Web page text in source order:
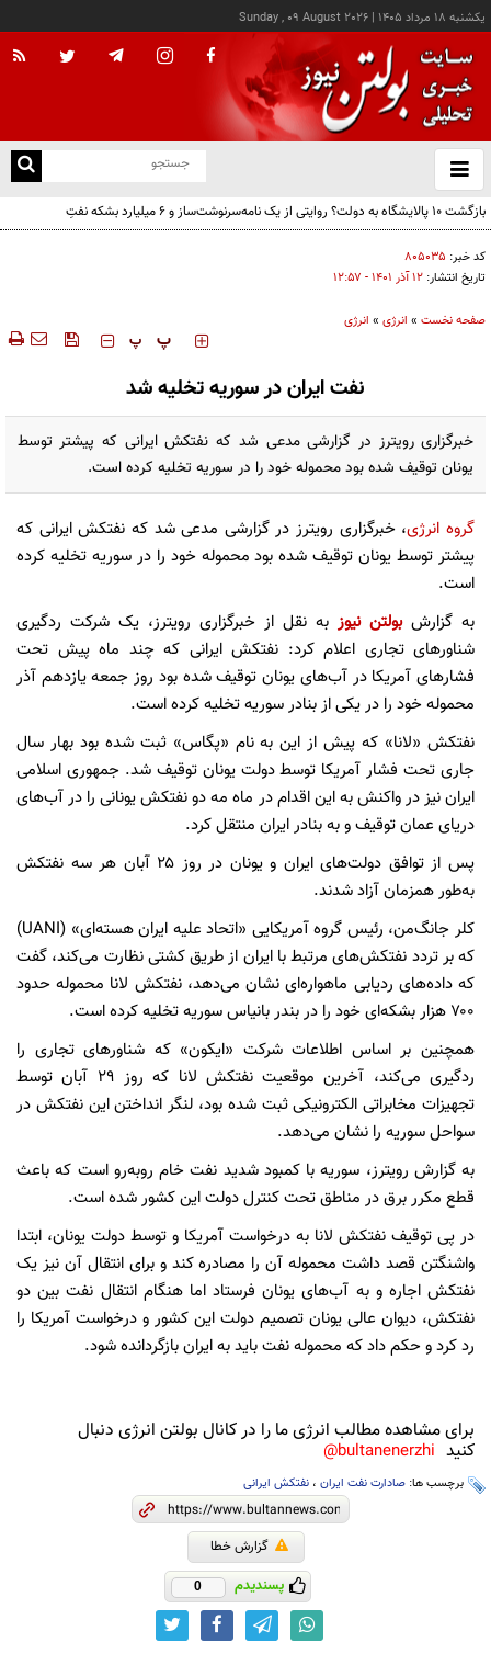
يکشنبه ۱۸ مرداد ۱۴۰۵ |
Sunday , 09 August 2026
باز
و
بازگشت ۱۰ پالایشگاه به دولت؟ روایتی از یک نامه‌سرنوشت‌ساز و ۶ میلیارد بشکه نفتِ
بدون‌حساب
کد خبر: ۸۰۵۰۳۵
تاریخ انتشار: ۱۲ آذر ۱۴۰۱ - ۱۲:۵۷
صفحه نخست » انرژی » انرژی
‍‍‍ پ پ
نفت ایران در سوریه تخلیه شد
خبرگزاری رویترز در گزارشی مدعی شد که نفتکش ایرانی که پیشتر توسط
یونان توقیف شده بود محموله خود را در سوریه تخلیه کرده است.
گروه انرژی، خبرگزاری رویترز در گزارشی مدعی شد که نفتکش ایرانی که
پیشتر توسط یونان توقیف شده بود محموله خود را در سوریه تخلیه کرده
است.
به گزارشبولتن نیوز به نقل از خبرگزاری رویترز، یک شرکت ردگیری
شناورهای تجاری اعلام کرد: نفتکش ایرانی که چند ماه پیش تحت
فشارهای آمریکا در آب‌های یونان توقیف شده بود روز جمعه یازدهم آذر
محموله خود را در یکی از بنادر سوریه تخلیه کرده است.
نفتکش «لانا» که پیش از این به نام «پگاس» ثبت شده بود بهار سال
جاری تحت فشار آمریکا توسط دولت یونان توقیف شد. جمهوری اسلامی
ایران نیز در واکنش به این اقدام در ماه مه دو نفتکش یونانی را در آب‌های
دریای عمان توقیف و به بنادر ایران منتقل کرد.
پس از توافق دولت‌های ایران و یونان در روز ۲۵ آبان هر سه نفتکش
به‌طور همزمان آزاد شدند.
کلر جانگ‌من، رئیس گروه آمریکایی «اتحاد علیه ایران هسته‌ای» (UANI)
که بر تردد نفتکش‌های مرتبط با ایران از طریق کشتی نظارت می‌کند، گفت
که داده‌های ردیابی ماهواره‌ای نشان می‌دهد، نفتکش لانا محموله حدود
۷۰۰ هزار بشکه‌ای خود را در بندر بانیاس سوریه تخلیه کرده است.
همچنین بر اساس اطلاعات شرکت «ایکون» که شناورهای تجاری را
ردگیری می‌کند، آخرین موقعیت نفتکش لانا که روز ۲۹ آبان توسط
تجهیزات مخابراتی الکترونیکی ثبت شده بود، لنگر انداختن این نفتکش در
سواحل سوریه را نشان می‌دهد.
به گزارش رویترز، سوریه با کمبود شدید نفت خام روبه‌رو است که باعث
قطع مکرر برق در مناطق تحت کنترل دولت این کشور شده است.
در پی توقیف نفتکش لانا به درخواست آمریکا و توسط دولت یونان، ابتدا
واشنگتن قصد داشت محموله آن را مصادره کند و برای انتقال آن نیز یک
نفتکش اجاره و به آب‌های یونان فرستاد اما هنگام انتقال نفت بین دو
نفتکش، دیوان عالی یونان تصمیم دولت این کشور و درخواست آمریکا را
رد کرد و حکم داد که محموله نفت باید به ایران بازگردانده شود.
برای مشاهده مطالب انرژی ما را در کانال بولتن انرژی دنبال
کنید bultanenerzhi@
برچسب ها: صادارت نفت ایران ، نفتکش ایرانی
گزارش خطا
پسندیدم 0